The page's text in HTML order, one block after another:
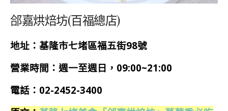
郃嘉烘焙坊(百福總店)
地址：基隆市七堵區福五街98號
營業時間：週一至週日，09:00~21:00
電話：02-2452-3400